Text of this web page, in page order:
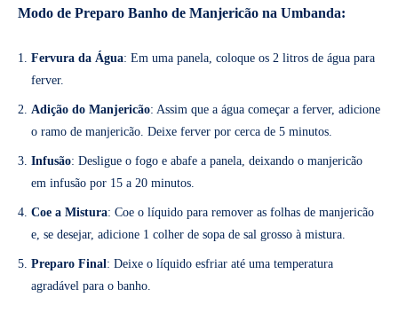
Modo de Preparo Banho de Manjericão na Umbanda:
Fervura da Água: Em uma panela, coloque os 2 litros de água para
ferver.
Adição do Manjericão: Assim que a água começar a ferver, adicione
o ramo de manjericão. Deixe ferver por cerca de 5 minutos.
Infusão: Desligue o fogo e abafe a panela, deixando o manjericão
em infusão por 15 a 20 minutos.
Coe a Mistura: Coe o líquido para remover as folhas de manjericão
e, se desejar, adicione 1 colher de sopa de sal grosso à mistura.
Preparo Final : Deixe o líquido esfriar até uma temperatura
agradável para o banho.